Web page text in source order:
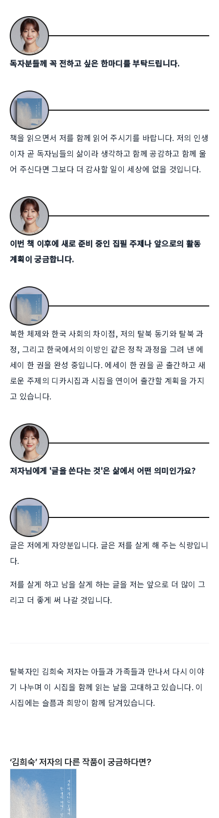
독자분들께 꼭 전하고 싶은 한마디를 부탁드립니다.
책을 읽으면서 저를 함께 읽어 주시기를 바랍니다. 저의 인생
이자 곧 독자님들의 삶이라 생각하고 함께 공감하고 함께 울
어 주신다면 그보다 더 감사할 일이 세상에 없을 것입니다.
이번 책 이후에 새로 준비 중인 집필 주제나 앞으로의 활동
계획이 궁금합니다.
북한 체제와 한국 사회의 차이점, 저의 탈북 동기와 탈북 과
정, 그리고 한국에서의 이방인 같은 정착 과정을 그려 낸 에
세이 한 권을 완성 중입니다. 에세이 한 권을 곧 출간하고 새
로운 주제의 디카시집과 시집을 연이어 출간할 계획을 가지
고 있습니다.
저자님에게 '글을 쓴다는 것'은 삶에서 어떤 의미인가요?
글은 저에게 자양분입니다. 글은 저를 살게 해 주는 식량입니
다.
저를 살게 하고 남을 살게 하는 글을 저는 앞으로 더 많이 그
리고 더 좋게 써 나갈 것입니다.
탈북자인 김희숙 저자는 아들과 가족들과 만나서 다시 이야
기 나누며 이 시집을 함께 읽는 날을 고대하고 있습니다. 이
시집에는 슬픔과 희망이 함께 담겨있습니다.
‘김희숙’ 저자의 다른 작품이 궁금하다면?